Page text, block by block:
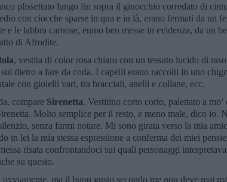
plissettato lungo fin sopra il ginocchio corredato di
con ciocche sparse in qua e in là, erano fermati da un
e le labbra carnose, erano ben messe in evidenza, da un
di Afrodite.
, vestita di color rosa chiaro con un tessuto lucido di
dietro a fare da coda. I capelli erano raccolti in uno
con gioielli vari, tra bracciali, anelli e collane, ecc.
compare Sirenetta. Vestitino corto corto, paiettato a mo’
Molto semplice per il resto, e meno male, dico io.
senza farmi notare. Mi sono girata verso la mia
in lei la mia stessa espressione a conferma dei miei
risata confrontandoci sui quali personaggi
su questo.
ma il buon gusto secondo me non deve mai